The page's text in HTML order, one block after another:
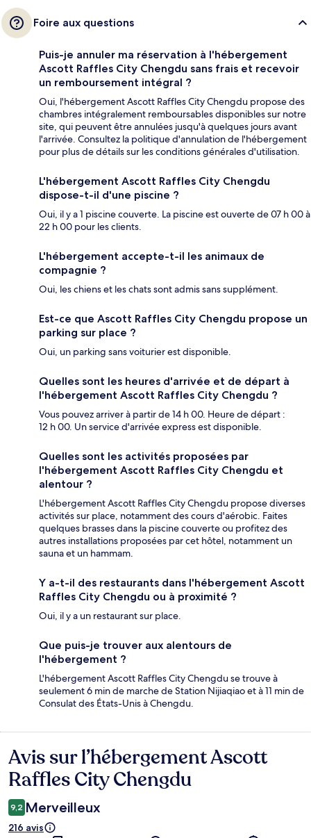
Foire aux questions
Puis-je annuler ma réservation à l'hébergement
Ascott Raffles City Chengdu sans frais et recevoir
un remboursement intégral ?
Oui, l'hébergement Ascott Raffles City Chengdu propose des
chambres intégralement remboursables disponibles sur notre
site, qui peuvent être annulées jusqu'à quelques jours avant
l'arrivée. Consultez la politique d'annulation de l'hébergement
pour plus de détails sur les conditions générales d'utilisation.
L'hébergement Ascott Raffles City Chengdu
dispose-t-il d'une piscine ?
Oui, il y a 1 piscine couverte. La piscine est ouverte de 07 h 00 à
22 h 00 pour les clients.
L'hébergement accepte-t-il les animaux de
compagnie ?
Oui, les chiens et les chats sont admis sans supplément.
Est-ce que Ascott Raffles City Chengdu propose un
parking sur place ?
Oui, un parking sans voiturier est disponible.
Quelles sont les heures d'arrivée et de départ à
l'hébergement Ascott Raffles City Chengdu ?
Vous pouvez arriver à partir de 14 h 00. Heure de départ :
12 h 00. Un service d'arrivée express est disponible.
Quelles sont les activités proposées par
l'hébergement Ascott Raffles City Chengdu et
alentour ?
L'hébergement Ascott Raffles City Chengdu propose diverses
activités sur place, notamment des cours d'aérobic. Faites
quelques brasses dans la piscine couverte ou profitez des
autres installations proposées par cet hôtel, notamment un
sauna et un hammam.
Y a-t-il des restaurants dans l'hébergement Ascott
Raffles City Chengdu ou à proximité ?
Oui, il y a un restaurant sur place.
Que puis-je trouver aux alentours de
l'hébergement ?
L'hébergement Ascott Raffles City Chengdu se trouve à
seulement 6 min de marche de Station Nijiaqiao et à 11 min de
Consulat des États-Unis à Chengdu.
Avis
Avis sur l’hébergement Ascott
Raffles City Chengdu
9,2 Merveilleux
216 avis